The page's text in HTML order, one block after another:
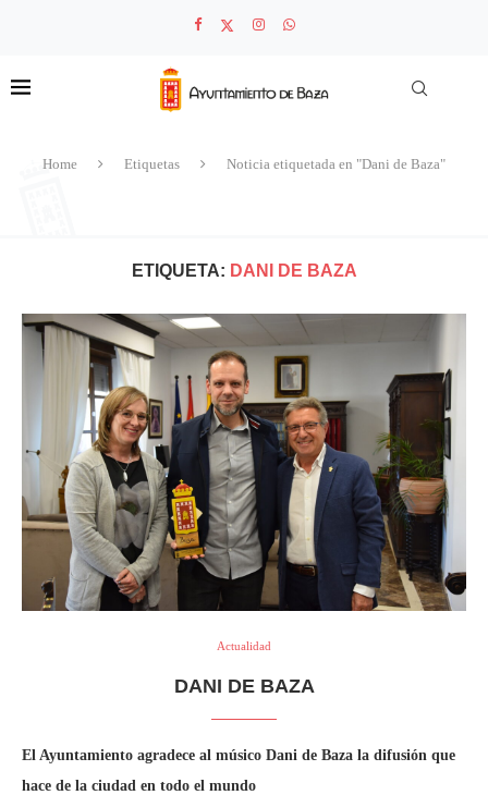
Home Etiquetas Noticia etiquetada en "Dani de Baza"
ETIQUETA: DANI DE BAZA
Actualidad
DANI DE BAZA
El Ayuntamiento agradece al músico Dani de Baza la difusión que
hace de la ciudad en todo el mundo